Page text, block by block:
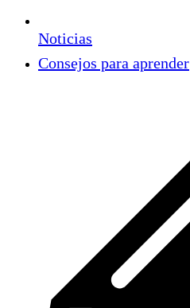
Noticias
Consejos para aprender